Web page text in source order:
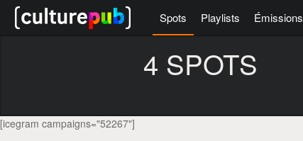
Spots Playlists Émissions
4 SPOTS
[icegram campaigns="52267"]